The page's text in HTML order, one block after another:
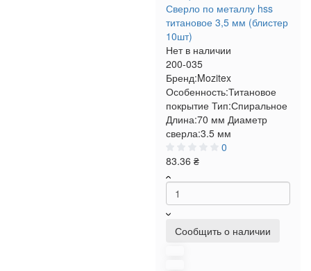
Сверло по металлу hss
титановое 3,5 мм (блистер
10шт)
Нет в наличии
200-035
Бренд:Mozitex
Особенность:Титановое
покрытие Тип:Спиральное
Длина:70 мм Диаметр
сверла:3.5 мм
0
83.36 ₴
Сообщить о наличии